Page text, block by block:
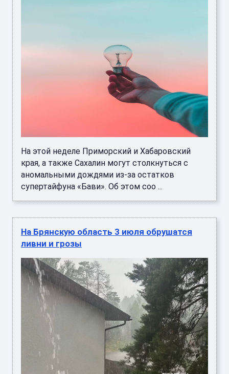
На этой неделе Приморский и Хабаровский
края, а также Сахалин могут столкнуться с
аномальными дождями из-за остатков
супертайфуна «Бави». Об этом соо ...
На Брянскую область 3 июля обрушатся
ливни и грозы